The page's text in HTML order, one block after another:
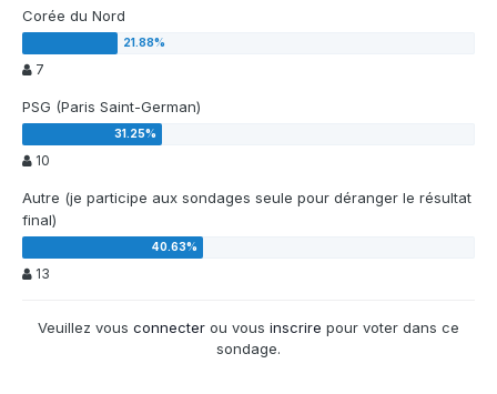
Corée du Nord
7
PSG (Paris Saint-German)
10
Autre (je participe aux sondages seule pour déranger le résultat
final)
13
Veuillez vous connecter ou vous inscrire pour voter dans ce
sondage.